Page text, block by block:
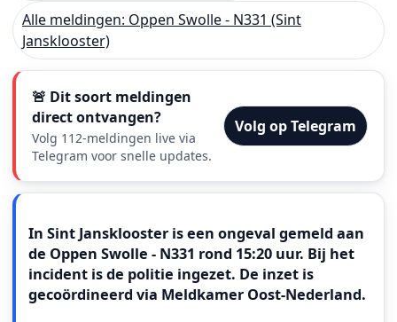
Alle meldingen: Oppen Swolle - N331 (Sint
Jansklooster)
🚨 Dit soort meldingen
direct ontvangen?
Volg 112-meldingen live via
Telegram voor snelle updates.
Volg op Telegram
In Sint Jansklooster is een ongeval gemeld aan
de Oppen Swolle - N331 rond 15:20 uur. Bij het
incident is de politie ingezet. De inzet is
gecoördineerd via Meldkamer Oost‑Nederland.